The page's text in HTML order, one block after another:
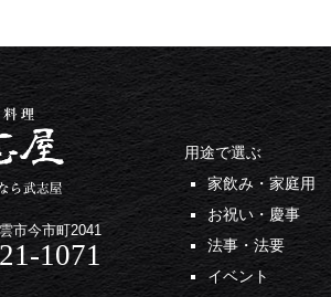
用途で選ぶ
家飲み・家庭用
お祝い・慶事
法事・法要
イベント
市今市町2041
1071